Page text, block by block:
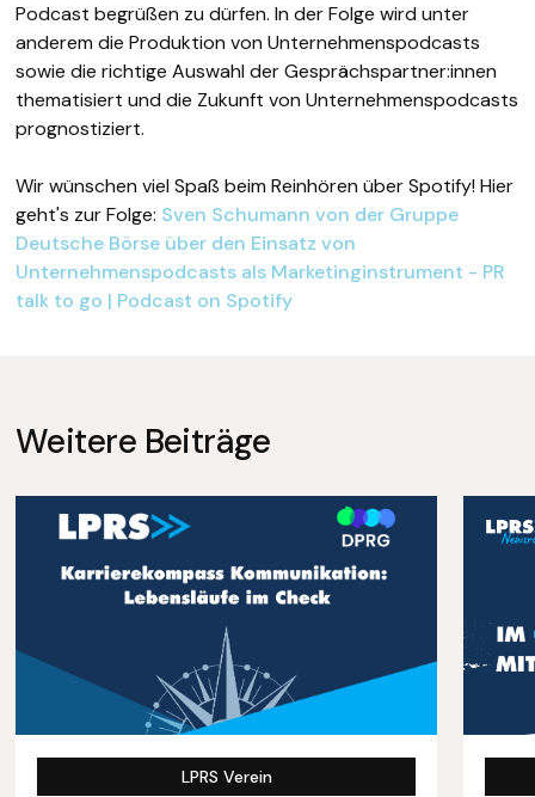
Podcast begrüßen zu dürfen. In der Folge wird unter
anderem die Produktion von Unternehmenspodcasts
sowie die richtige Auswahl der Gesprächspartner:innen
thematisiert und die Zukunft von Unternehmenspodcasts
prognostiziert.
Wir wünschen viel Spaß beim Reinhören über Spotify! Hier
geht's zur Folge: Sven Schumann von der Gruppe
Deutsche Börse über den Einsatz von
Unternehmenspodcasts als Marketinginstrument - PR
talk to go | Podcast on Spotify
Weitere Beiträge
LPRS Verein